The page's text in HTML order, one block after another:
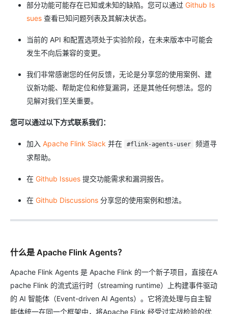
部分功能可能存在已知或未知的缺陷。您可以通过 Github Is
sues 查看已知问题列表及其解决状态。
当前的 API 和配置选项处于实验阶段，在未来版本中可能会
发生不向后兼容的变更。
我们非常感谢您的任何反馈，无论是分享您的使用案例、建
议新功能、帮助定位和修复漏洞，还是其他任何想法。您的
见解对我们至关重要。
您可以通过以下方式联系我们：
加入 Apache Flink Slack 并在 #flink-agents-user
频道寻
求帮助。
在 Github Issues 提交功能需求和漏洞报告。
在 Github Discussions 分享您的使用案例和想法。
什么是 Apache Flink Agents？
Apache Flink Agents 是 Apache Flink 的一个新子项目，直接在A
pache Flink 的流式运行时（streaming runtime）上构建事件驱动
的 AI 智能体（Event-driven AI Agents）。它将流处理与自主智
能体统一在同一个框架中，将Apache Flink 经受过实战检验的优